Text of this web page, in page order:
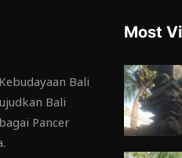
Bali
Bali
Pancer
Most